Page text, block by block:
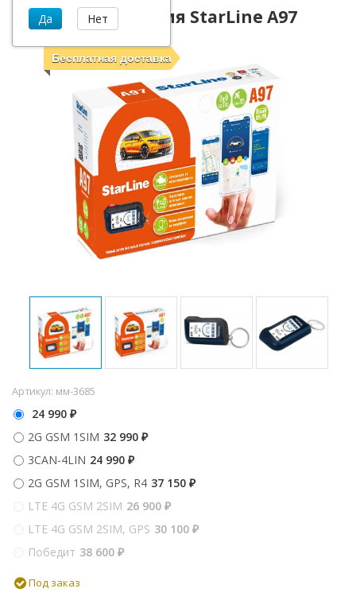
Автосигнализация StarLine A97
Бесплатная доставка
Артикул: мм-3685
24 990 ₽
2G GSM 1SIM 32 990 ₽
3CAN-4LIN 24 990 ₽
2G GSM 1SIM, GPS, R4 37 150 ₽
LTE 4G GSM 2SIM 26 900 ₽
LTE 4G GSM 2SIM, GPS 30 100 ₽
Победит 38 600 ₽
Под заказ